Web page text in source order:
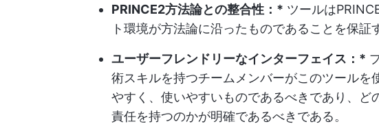
PRINCE2方法論との整合性：* ツールは
ト環境が方法論に沿ったものであることを保証
ユーザーフレンドリーなインターフェイス：*
術スキルを持つチームメンバーがこのツールを
やすく、使いやすいものであるべきであり、ど
責任を持つのかが明確であるべきである。